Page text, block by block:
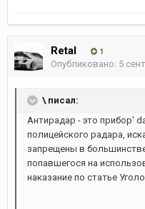
Retal 1
Опубликовано: 5
\ писал:
Антирадар - это прибор'
полицейского радара,
запрещены в
попавшегося на
наказание по статье